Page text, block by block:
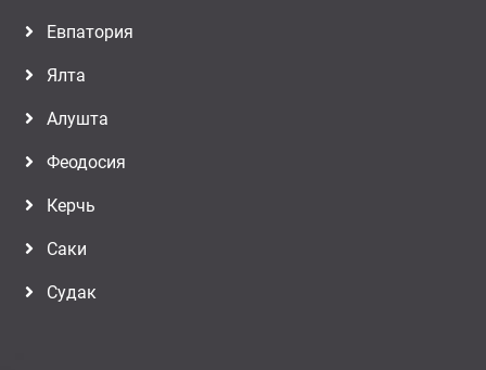
Евпатория
Ялта
Алушта
Феодосия
Керчь
Саки
Судак